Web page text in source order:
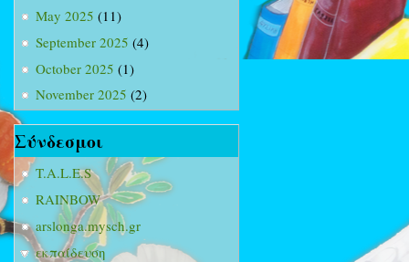
May 2025 (11)
September 2025 (4)
October 2025 (1)
November 2025 (2)
Σύνδεσμοι
T.A.L.E.S
RAINBOW
arslonga.mysch.gr
εκπαίδευση